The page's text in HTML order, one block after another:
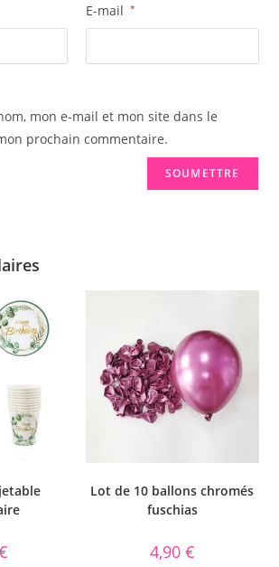
E-mail *
mon e-mail et mon site dans le
prochain commentaire.
Lot de 10 ballons chromés
fuschias
4,90 €